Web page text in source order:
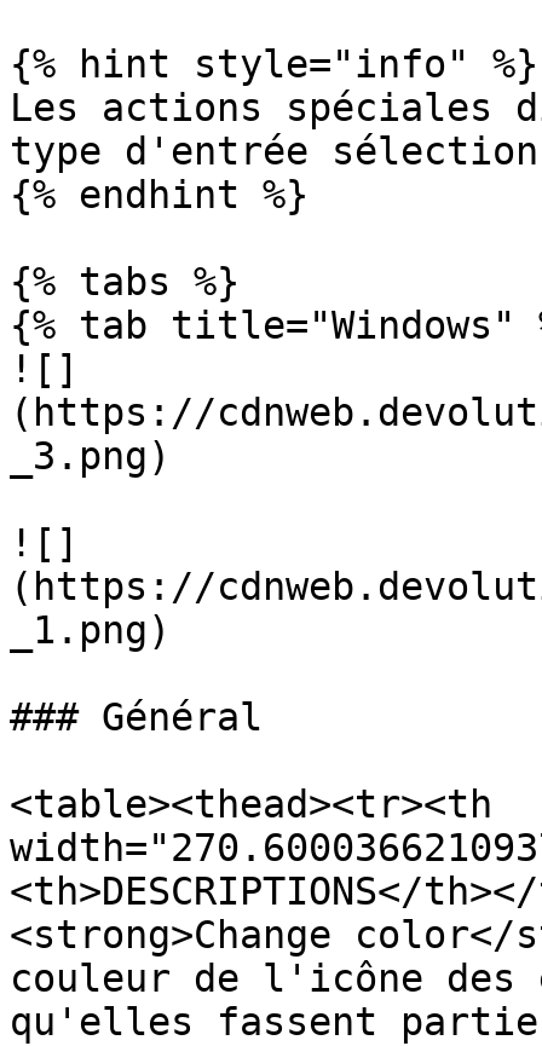
{% hint style="info" %}
Les actions spéciales
type d'entrée
{% endhint %}
{% tabs %}
{% tab title="Windows"
![]
(https://
_3.png)
![]
(https://
_1.png)
### Général
<table><thead><tr><th
<th>DESCRIPTIONS</
<strong>Change
couleur de l'icône des
qu'elles fassent